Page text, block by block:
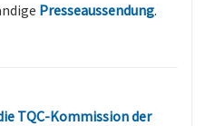
Presseaussendung.
TQC-Kommission der